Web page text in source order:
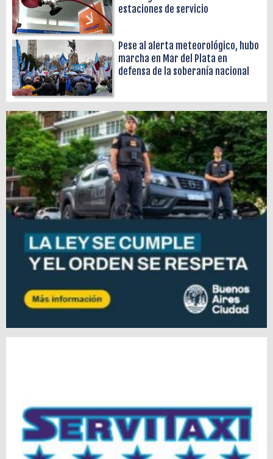
estaciones de servicio
Pese al alerta meteorológico, hubo
marcha en Mar del Plata en
defensa de la soberanía nacional